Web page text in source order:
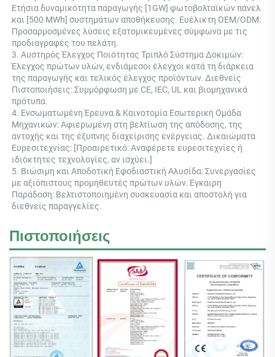
Ετήσια δυναμικότητα παραγωγής [1GW] φωτοβολταϊκών πάνελ
και [500 MWh] συστημάτων αποθήκευσης. Ευέλικτη OEM/ODM:
Προσαρμοσμένες λύσεις εξατομικευμένες σύμφωνα με τις
προδιαγραφές του πελάτη.
3. Αυστηρός Έλεγχος Ποιότητας Τριπλό Σύστημα Δοκιμών:
Έλεγχος πρώτων υλών, ενδιάμεσοι έλεγχοι κατά τη διάρκεια
της παραγωγής και τελικός έλεγχος προϊόντων. Διεθνείς
Πιστοποιήσεις: Συμμόρφωση με CE, IEC, UL και βιομηχανικά
πρότυπα.
4. Ενσωματωμένη Έρευνα & Καινοτομία Εσωτερική Ομάδα
Μηχανικών: Αφιερωμένη στη βελτίωση της απόδοσης, της
αντοχής και της έξυπνης διαχείρισης ενέργειας. Δικαιώματα
Ευρεσιτεχνίας: [Προαιρετικό: Αναφέρετε ευρεσιτεχνίες ή
ιδιόκτητες τεχνολογίες, αν ισχύει.]
5. Βιώσιμη και Αποδοτική Εφοδιαστική Αλυσίδα: Συνεργασίες
με αξιόπιστους προμηθευτές πρώτων υλών. Έγκαιρη
Παράδοση: Βελτιστοποιημένη συσκευασία και αποστολή για
διεθνείς παραγγελίες.
Πιστοποιήσεις